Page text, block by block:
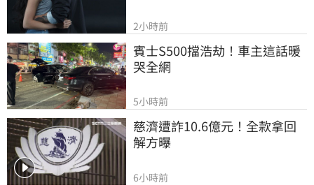
2小時前
賓士S500擋浩劫！車主這話暖
哭全網
5小時前
慈濟遭詐10.6億元！全款拿回
解方曝
6小時前